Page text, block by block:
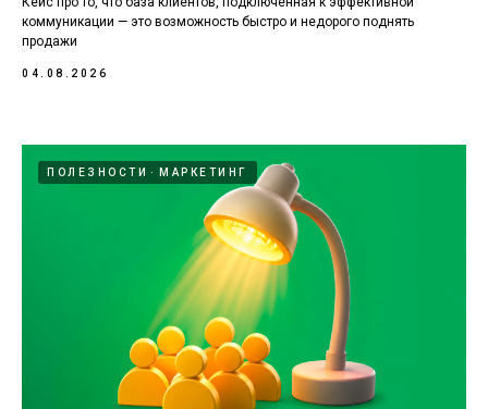
коммуникации — это возможность быстро и недорого поднять
продажи
04.08.2026
ПОЛЕЗНОСТИ МАРКЕТИНГ